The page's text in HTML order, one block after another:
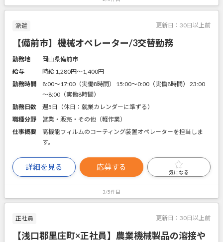
派遣 更新日： 30日以上前
【備前市】機械オペレーター/3交替勤務
勤務地
岡山県備前市
給与
時給 1,280円〜1,400円
勤務時間
8:00～17:00（実働8時間） 15:00～0:00（実働8時間） 23:00
～8:00（実働8時間）
勤務日数
週5日（休日：就業カレンダーに準ずる）
職種分野
営業・販売・その他（軽作業）
仕事概要
高機能フィルムのコーティング装置オペレーターを担当しま
す。
詳細を見る 応募する
気になる
3/5件目
正社員 更新日： 30日以上前
【浅口郡里庄町×正社員】農業機械製品の溶接や